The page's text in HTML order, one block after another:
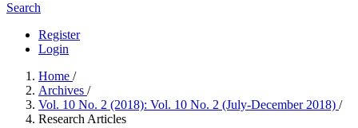
Search
Register
Login
Home /
Archives /
Vol. 10 No. 2 (2018): Vol. 10 No. 2 (July-December 2018) /
Research Articles